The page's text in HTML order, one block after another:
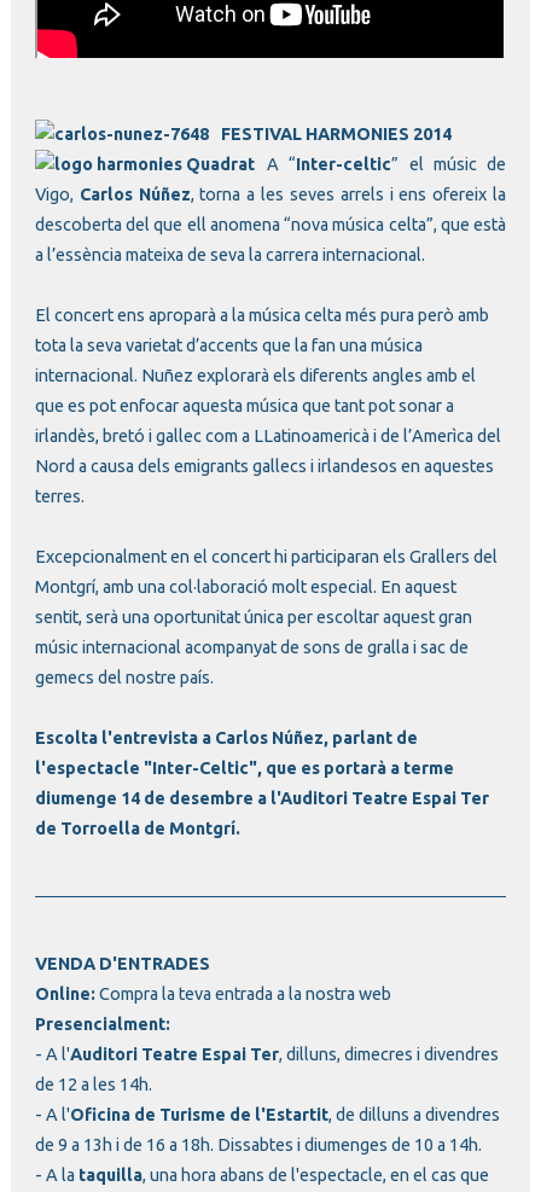
FESTIVAL HARMONIES 2014
A “Inter-celtic” el músic de
Vigo, Carlos Núñez, torna a les seves arrels i ens ofereix la
descoberta del que ell anomena “nova música celta”, que està
a l’essència mateixa de seva la carrera internacional.
El concert ens aproparà a la música celta més pura però amb
tota la seva varietat d’accents que la fan una música
internacional. Nuñez explorarà els diferents angles amb el
que es pot enfocar aquesta música que tant pot sonar a
irlandès, bretó i gallec com a LLatinoamericà i de l’Amerìca del
Nord a causa dels emigrants gallecs i irlandesos en aquestes
terres.
Excepcionalment en el concert hi participaran els Grallers del
Montgrí, amb una col·laboració molt especial. En aquest
sentit, serà una oportunitat única per escoltar aquest gran
músic internacional acompanyat de sons de gralla i sac de
gemecs del nostre país.
Escolta l'entrevista a Carlos Núñez, parlant de
l'espectacle "Inter-Celtic", que es portarà a terme
diumenge 14 de desembre a l'Auditori Teatre Espai Ter
de Torroella de Montgrí.
VENDA D'ENTRADES
Online:Compra la teva entrada a la nostra web
Presencialment:
- A l'Auditori Teatre Espai Ter, dilluns, dimecres i divendres
de 12 a les 14h.
- A l'Oficina de Turisme de l'Estartit, de dilluns a divendres
de 9 a 13h i de 16 a 18h. Dissabtes i diumenges de 10 a 14h.
- A la taquilla, una hora abans de l'espectacle, en el cas que